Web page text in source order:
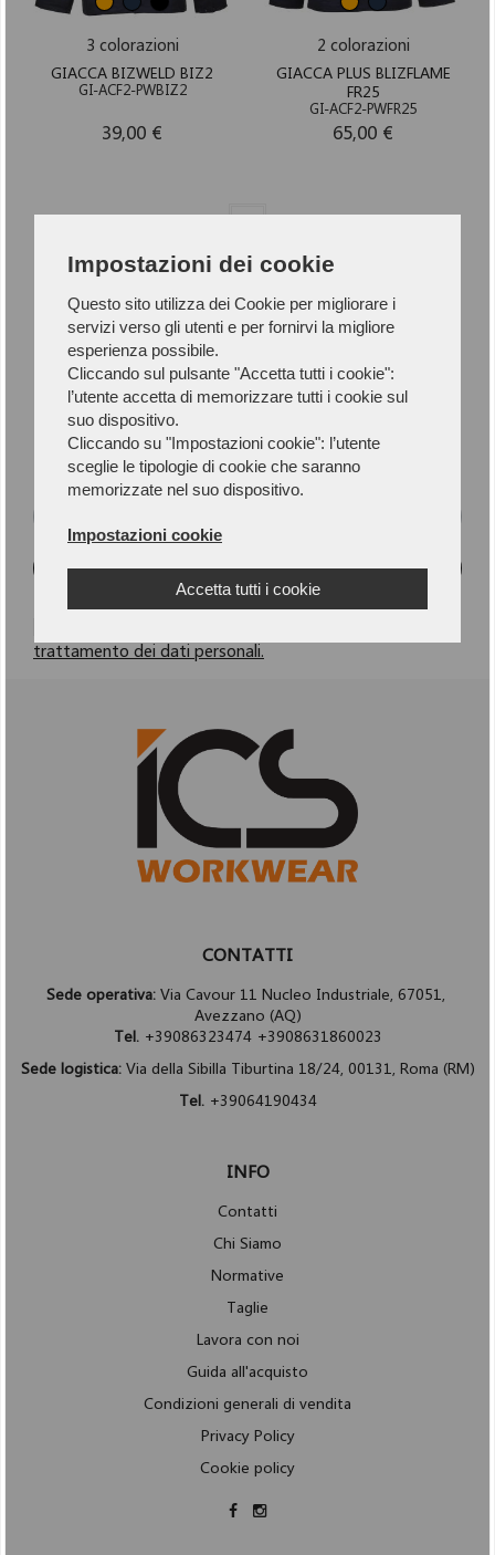
Impostazioni dei cookie
Questo sito utilizza dei Cookie per migliorare i
servizi verso gli utenti e per fornirvi la migliore
esperienza possibile.
Cliccando sul pulsante "Accetta tutti i cookie":
l’utente accetta di memorizzare tutti i cookie sul
suo dispositivo.
Cliccando su "Impostazioni cookie": l’utente
sceglie le tipologie di cookie che saranno
memorizzate nel suo dispositivo.
Impostazioni cookie
Accetta tutti i cookie
3 colorazioni
GIACCA BIZWELD BIZ2
GI-ACF2-PWBIZ2
39,00 €
2 colorazioni
GIACCA PLUS BLIZFLAME
FR25
GI-ACF2-PWFR25
65,00 €
1
Newsletter
Iscriviti alla Newsletter per rimanere
aggiornato.
ISCRIVITI
trattamento dei dati personali.
CONTATTI
Sede operativa:Via Cavour 11 Nucleo Industriale, 67051,
Avezzano (AQ)
Tel. +39086323474 +3908631860023
Sede logistica:Via della Sibilla Tiburtina 18/24, 00131, Roma (RM)
Tel. +39064190434
INFO
Contatti
Chi Siamo
Normative
Taglie
Lavora con noi
Guida all'acquisto
Condizioni generali di vendita
Privacy Policy
Cookie policy